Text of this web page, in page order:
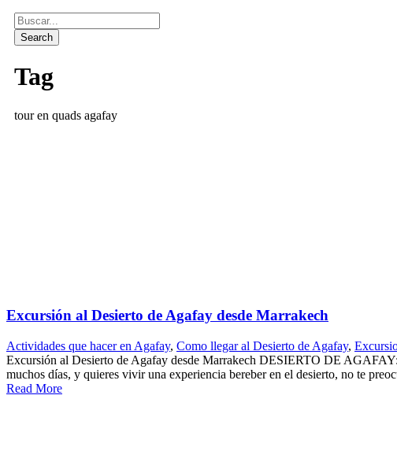
Tag
tour en quads agafay
Excursión al Desierto de Agafay desde Marrakech
Actividades que hacer en Agafay, Como llegar al Desierto de Agafay,
Excursión al Desierto de Agafay desde Marrakech DESIERTO DE
muchos días, y quieres vivir una experiencia bereber en el desierto, no te
Read More